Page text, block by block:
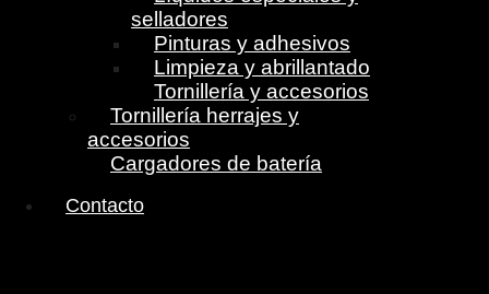
selladores
Pinturas y adhesivos
Limpieza y abrillantado
Tornillería y accesorios
Tornillería herrajes y
accesorios
Cargadores de batería
Contacto